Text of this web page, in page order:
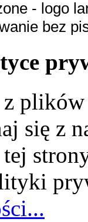
- logo
bez
z
się z